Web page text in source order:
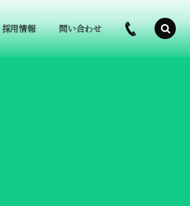
採用情報 問い合わせ